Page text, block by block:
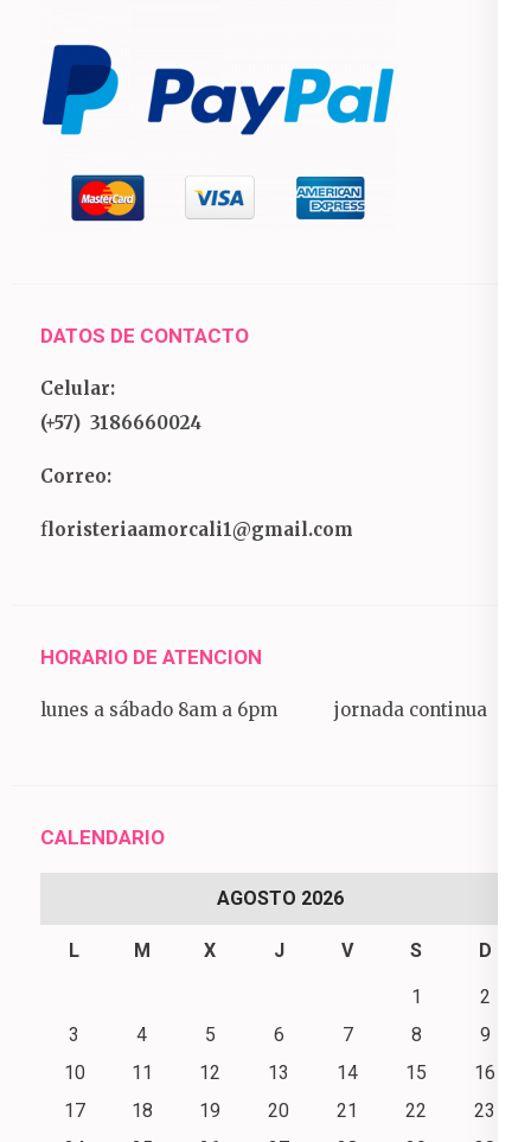
DATOS DE CONTACTO
Celular:
(+57) 3186660024
Correo:
floristeriaamorcali1@gmail.com
HORARIO DE ATENCION
lunes a sábado 8am a 6pm jornada continua
CALENDARIO
AGOSTO 2026
L M X J V S D
1
2
3
4 5 6 7 8
9
10
11 12 13 14 15
16
17
18 19 20 21 22
23